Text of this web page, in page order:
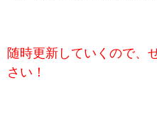
随時更新していくので、
さい！